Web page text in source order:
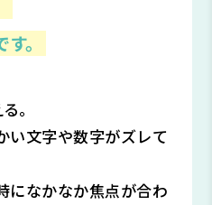
。
。
い文字や数字がズレて
になかなか焦点が合わ